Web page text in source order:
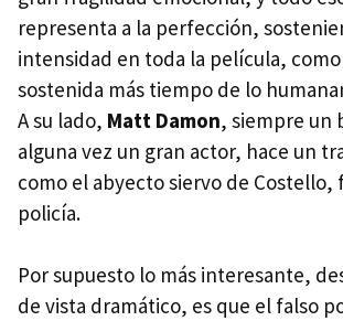
representa a la perfección,
intensidad en toda la película,
sostenida más tiempo de lo
A su lado, Matt Damon, siempre un
alguna vez un gran actor, hace un
como el abyecto siervo de Costello,
policía.
Por supuesto lo más interesante,
de vista dramático, es que el falso